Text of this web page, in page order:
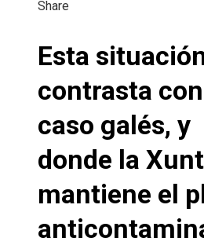
Share
Esta
contrasta
caso galés, y
donde la
mantiene el